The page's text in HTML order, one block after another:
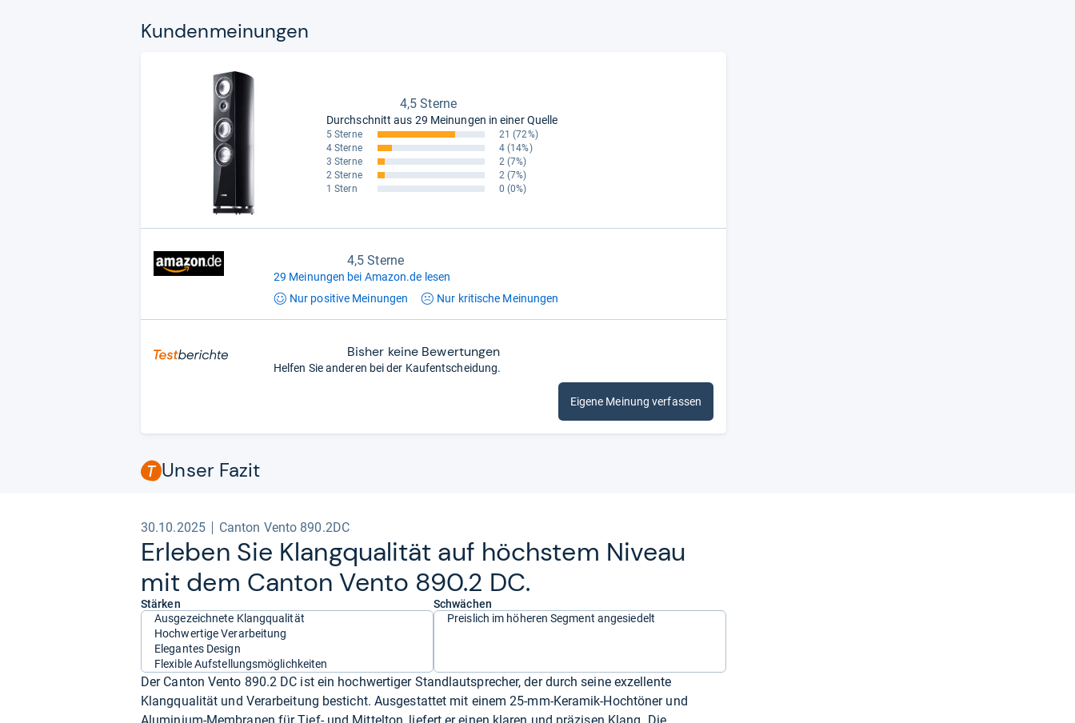
Kun­den­mei­nun­gen
4,5 Sterne
Durchschnitt aus 29 Meinungen in einer Quelle
5 Sterne 21 (72%)
4 Sterne
4 (14%)
3 Sterne
2 (7%)
2 Sterne
2 (7%)
1 Stern
0 (0%)
4,5 Sterne
29 Meinungen bei Amazon.de lesen
Nur positive Meinungen Nur kritische Meinungen
Bisher keine Bewertungen
Helfen Sie anderen bei der Kaufentscheidung.
Eigene Meinung verfassen
Unser Fazit
30.10.2025 Canton Vento 890.2DC
Erle­ben Sie Klang­qua­li­tät auf höchs­tem Niveau
mit dem Can­ton Vento 890.2 DC.
Stärken
Ausgezeichnete Klangqualität
Hochwertige Verarbeitung
Elegantes Design
Flexible Aufstellungsmöglichkeiten
Schwächen
Preislich im höheren Segment angesiedelt
Der Canton Vento 890.2 DC ist ein hochwertiger Standlautsprecher, der durch seine exzellente
Klangqualität und Verarbeitung besticht. Ausgestattet mit einem 25-mm-Keramik-Hochtöner und